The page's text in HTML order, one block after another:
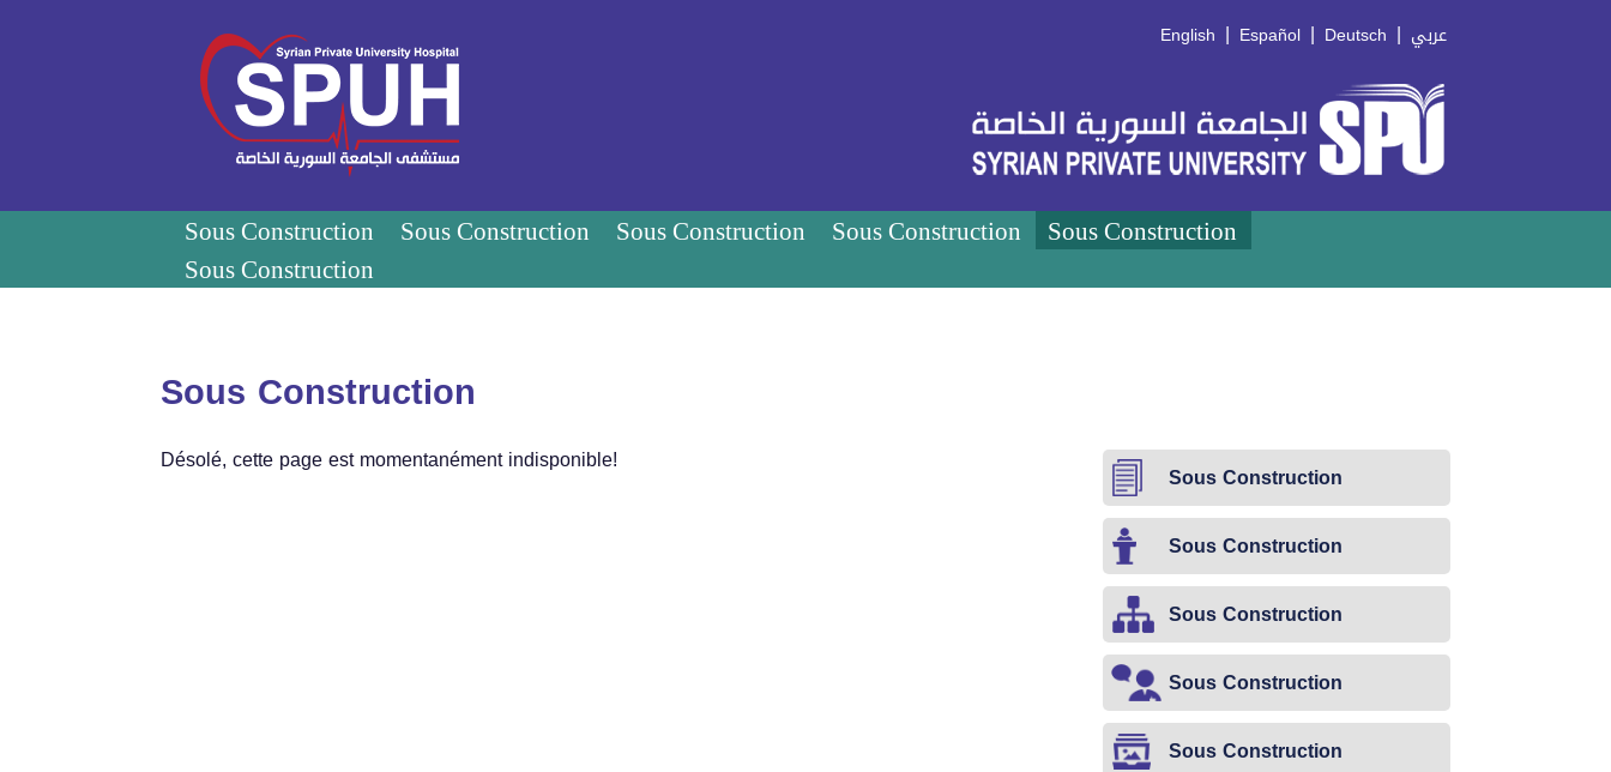
English | Español | Deutsch | عربي
Sous Construction Sous Construction Sous Construction Sous Construction
Sous Construction
Sous Construction
Sous Construction
Sous Construction
Sous Construction
Sous Construction
Sous Construction
Sous Construction
Désolé, cette page est momentanément indisponible!